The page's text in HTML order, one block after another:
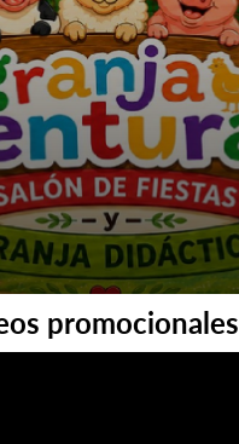
promocionales